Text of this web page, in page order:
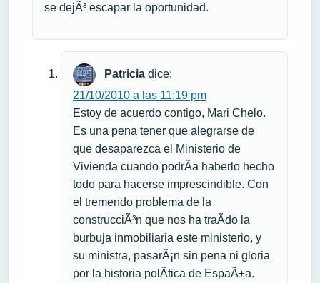
se dejÃ³ escapar la oportunidad.
Patricia dice:
21/10/2010 a las 11:19 pm
Estoy de acuerdo contigo, Mari Chelo.
Es una pena tener que alegrarse de
que desaparezca el Ministerio de
Vivienda cuando podrÃ­a haberlo hecho
todo para hacerse imprescindible. Con
el tremendo problema de la
construcciÃ³n que nos ha traÃ­do la
burbuja inmobiliaria este ministerio, y
su ministra, pasarÃ¡n sin pena ni gloria
por la historia polÃ­tica de EspaÃ±a.